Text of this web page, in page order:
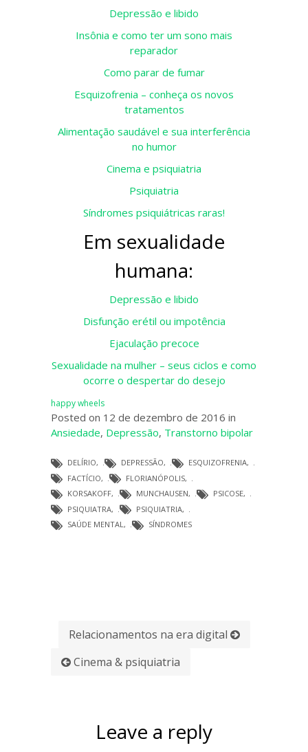
Depressão e libido
Insônia e como ter um sono mais
reparador
Como parar de fumar
Esquizofrenia – conheça os novos
tratamentos
Alimentação saudável e sua interferência
no humor
Cinema e psiquiatria
Psiquiatria
Síndromes psiquiátricas raras!
Em sexualidade
humana:
Depressão e libido
Disfunção erétil ou impotência
Ejaculação precoce
Sexualidade na mulher – seus ciclos e como
ocorre o despertar do desejo
happy wheels
Posted on 12 de dezembro de 2016 in
Ansiedade, Depressão, Transtorno bipolar
DELÍRIO, DEPRESSÃO, ESQUIZOFRENIA,
FACTÍCIO, FLORIANÓPOLIS,
KORSAKOFF, MUNCHAUSEN, PSICOSE,
PSIQUIATRA, PSIQUIATRIA,
SAÚDE MENTAL, SÍNDROMES
Relacionamentos na era digital
Cinema & psiquiatria
Leave a reply